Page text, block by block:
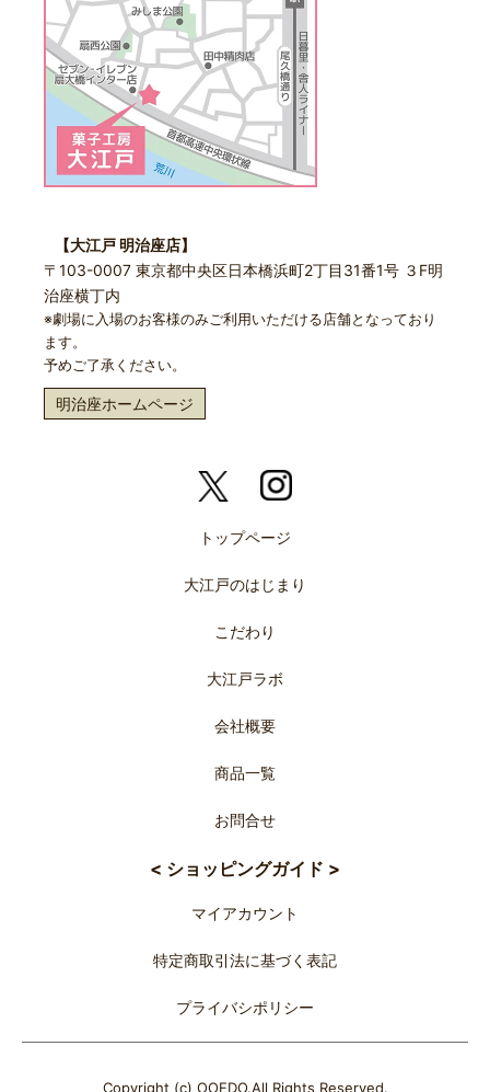
【大江戸 明治座店】
〒103-0007 東京都中央区日本橋浜町2丁目31番1号 ３F明
治座横丁内
※劇場に入場のお客様のみご利用いただける店舗となっており
ます。
予めご了承ください。
明治座ホームページ
トップページ
大江戸のはじまり
こだわり
大江戸ラボ
会社概要
商品一覧
お問合せ
< ショッピングガイド >
マイアカウント
特定商取引法に基づく表記
プライバシポリシー
Copyright (c) OOEDO.All Rights Reserved.